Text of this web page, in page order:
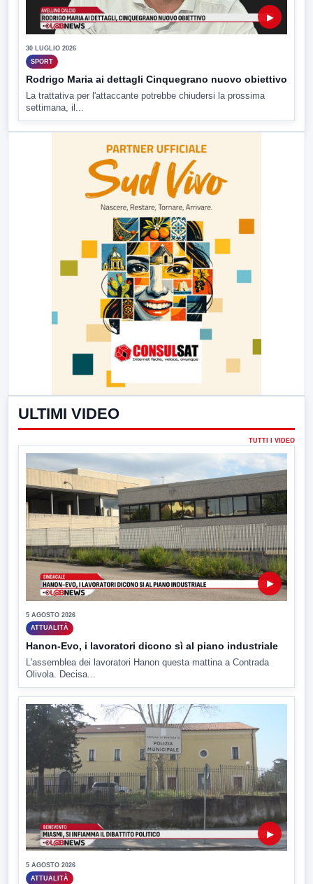
▶
30 LUGLIO 2026
SPORT
Rodrigo Maria ai dettagli Cinquegrano nuovo obiettivo
La trattativa per l'attaccante potrebbe chiudersi la prossima
settimana, il...
ULTIMI VIDEO
TUTTI I VIDEO
▶
5 AGOSTO 2026
ATTUALITÀ
Hanon-Evo, i lavoratori dicono sì al piano industriale
L'assemblea dei lavoratori Hanon questa mattina a Contrada
Olivola. Decisa...
▶
5 AGOSTO 2026
ATTUALITÀ